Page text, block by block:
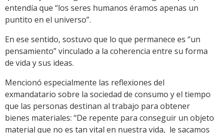
entendía que “los seres humanos éramos apenas un
puntito en el universo”.
En ese sentido, sostuvo que lo que permanece es “un
pensamiento” vinculado a la coherencia entre su forma
de vida y sus ideas.
Mencionó especialmente las reflexiones del
exmandatario sobre la sociedad de consumo y el tiempo
que las personas destinan al trabajo para obtener
bienes materiales: “De repente para conseguir un objeto
material que no es tan vital en nuestra vida, le sacamos